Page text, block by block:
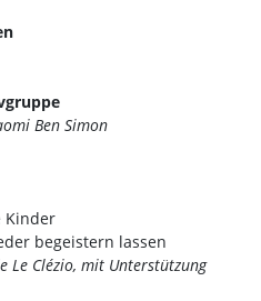
Ben Simon
Kinder
begeistern lassen
Le Clézio, mit Unterstützung